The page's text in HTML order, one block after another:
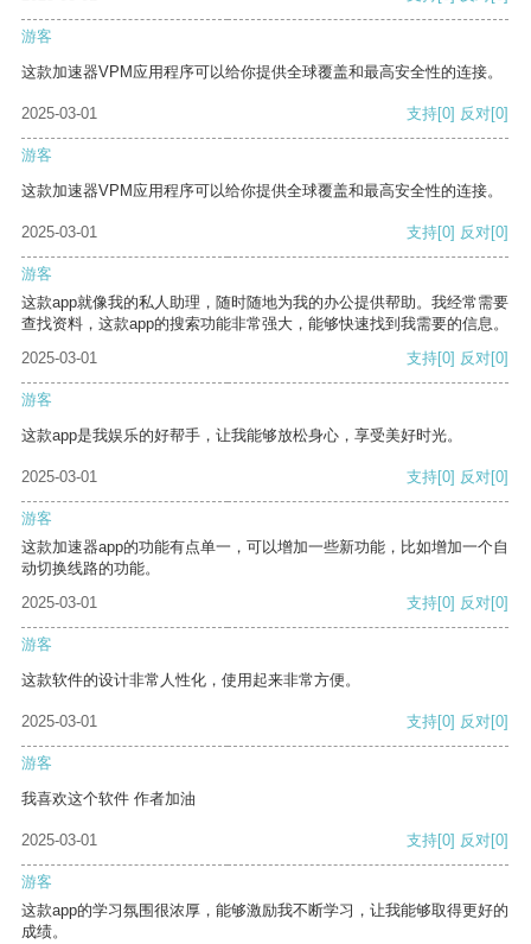
游客
这款加速器VPM应用程序可以给你提供全球覆盖和最高安全性的连接。
2025-03-01 支持[0] 反对[0]
游客
这款加速器VPM应用程序可以给你提供全球覆盖和最高安全性的连接。
2025-03-01 支持[0] 反对[0]
游客
这款app就像我的私人助理，随时随地为我的办公提供帮助。我经常需要
查找资料，这款app的搜索功能非常强大，能够快速找到我需要的信息。
2025-03-01
支持[0] 反对[0]
游客
这款app是我娱乐的好帮手，让我能够放松身心，享受美好时光。
2025-03-01 支持[0] 反对[0]
游客
这款加速器app的功能有点单一，可以增加一些新功能，比如增加一个自
动切换线路的功能。
2025-03-01
支持[0] 反对[0]
游客
这款软件的设计非常人性化，使用起来非常方便。
2025-03-01 支持[0] 反对[0]
游客
我喜欢这个软件 作者加油
2025-03-01 支持[0] 反对[0]
游客
这款app的学习氛围很浓厚，能够激励我不断学习，让我能够取得更好的
成绩。